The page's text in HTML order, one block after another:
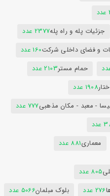
جزئیات پله و راه پله2377 عدد
و فضای داخلی شرکت160 عدد
حمام مستر2103 عدد
1908 عدد
- معبد - مکان مذهبی777 عدد
معماری881 عدد
805 عدد
276 عدد بلوک مبلمان5066 عدد